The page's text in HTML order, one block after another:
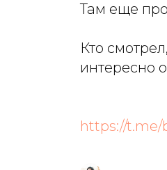
Там еще
Кто
интересно
https://t.me/